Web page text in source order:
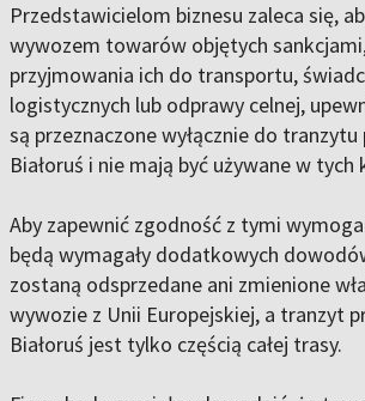
Przedstawicielom biznesu zaleca się,
wywozem towarów objętych
przyjmowania ich do transportu,
logistycznych lub odprawy celnej,
są przeznaczone wyłącznie do tranzytu
Białoruś i nie mają być używane w tych
Aby zapewnić zgodność z tymi
będą wymagały dodatkowych
zostaną odsprzedane ani zmienione
wywozie z Unii Europejskiej, a tranzyt
Białoruś jest tylko częścią całej trasy.